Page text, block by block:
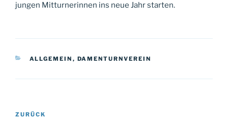
jungen Mitturnerinnen ins neue Jahr starten.
KATEGORIEN
ALLGEMEIN , DAMENTURNVEREIN
Beitragsnavigation
Vorheriger
ZURÜCK